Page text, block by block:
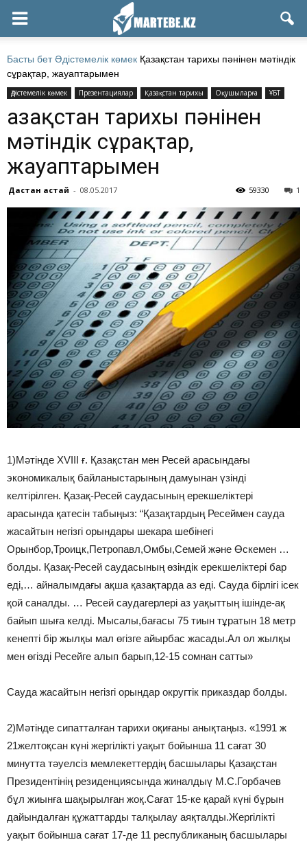
Басты бет Әдістемелік көмек Қазақстан тарихы пәнінен мәтіндік
сұрақтар, жауаптарымен
Әдістемелік көмек Презентациялар Қазақстан тарихы Оқушыларға ҰБТ
Қазақстан тарихы пәнінен
мәтіндік сұрақтар,
жауаптарымен
Дастан Қастай - 08.05.2017 1
59330
1)Мәтінде XVIII ғ. Қазақстан мен Ресей арасындағы
экономикалық байланыстарының дамуынан үзінді
келтірілген. Қазақ-Ресей саудасының ерекшеліктері
арасында қатесін табыңыз: “Қазақтардың Ресеймен сауда
жасайтын негізгі орындары шекара шебінегі
Орынбор,Троицк,Петропавл,Омбы,Семей және Өскемен …
болды. Қазақ-Ресей саудасының өзіндік ерекшеліктері бар
еді,… айналымдағы ақша қазақтарда аз еді. Сауда бірлігі ісек
қой саналды. … Ресей саудагерлері аз уақыттың ішінде-ақ
байып шыға келді. Мысалы,бағасы 75 тиын тұратын 18 метр
кенепті бір жылқы мал өгізге айырбас жасады.Ал ол жылқы
мен өгізді Ресейге алып барып,12-15 сомнан сатты»
Сауда жасайтын негізгі орындар округтік приказдар болды.
2)Мәтінде сипатталған тарихи оқиғаны анықтаңыз. «1991 ж
21желтоқсан күні жергілікті уақыт бойынша 11 сағат 30
минутта тәуелсіз мемлекеттердің басшылары Қазақстан
Президентінің резиденциясында жиналдыү М.С.Горбачев
бұл жиынға шақырылған жоқ.Сағат 15-ке қарай күні бұрын
дайындалған құжаттарды талқылау аяқталды.Жергілікті
уақыт бойынша сағат 17-де 11 республиканың басшылары